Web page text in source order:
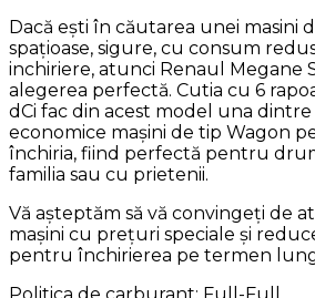
Dacă ești în căutarea unei masini
spațioase, sigure, cu consum
inchiriere, atunci Renaul Megane
alegerea perfectă. Cutia cu 6
dCi fac din acest model una dintre
economice mașini de tip Wagon
închiria, fiind perfectă pentru
familia sau cu prietenii.
Vă așteptăm să vă convingeți de
mașini cu prețuri speciale și
pentru închirierea pe termen
Politica de carburant: Full-Full